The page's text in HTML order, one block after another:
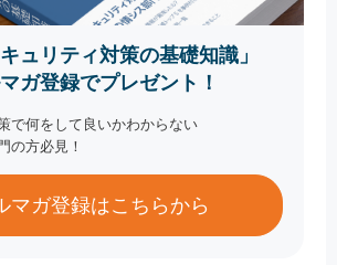
ュリティ対策の基礎知識」
ガ登録でプレゼント！
で何をして良いかわからない
の方必見！
マガ登録はこちらから